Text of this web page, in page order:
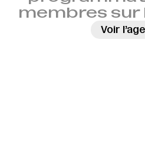
membres
Voir